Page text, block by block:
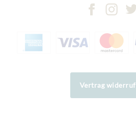
Vertrag